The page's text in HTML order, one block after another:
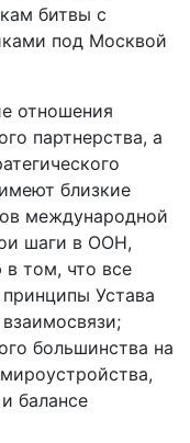
битвы с
под Москвой
отношения
партнерства, а
близкие
международной
шаги в ООН,
в том, что все
Устава
большинства на
балансе